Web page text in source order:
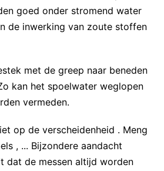
goed onder stromend water
de inwerking van zoute stoffen
met de greep naar beneden
kan het spoelwater weglopen
vermeden.
op de verscheidenheid . Meng
, ... Bijzondere aandacht
dat de messen altijd worden